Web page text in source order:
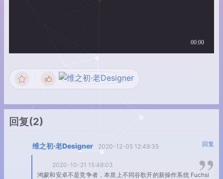
回复(2)
维之初·老Designer 2020-12-05 12:49:35 回复
2020-10-21 15:48:03
鸿蒙和安卓不是竞争者，本质上不同谷歌开的新操作系统 Fuchsi